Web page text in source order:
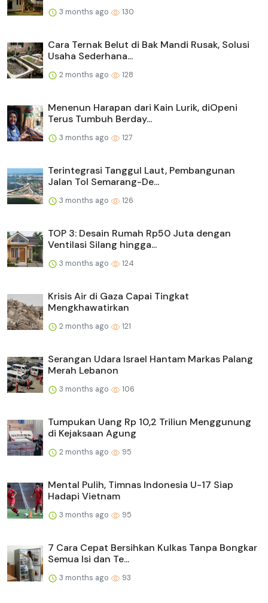
3 months ago 130
Cara Ternak Belut di Bak Mandi Rusak, Solusi
Usaha Sederhana...
2 months ago 128
Menenun Harapan dari Kain Lurik, diOpeni
Terus Tumbuh Berday...
3 months ago 127
Terintegrasi Tanggul Laut, Pembangunan
Jalan Tol Semarang-De...
3 months ago 126
TOP 3: Desain Rumah Rp50 Juta dengan
Ventilasi Silang hingga...
3 months ago 124
Krisis Air di Gaza Capai Tingkat
Mengkhawatirkan
2 months ago 121
Serangan Udara Israel Hantam Markas Palang
Merah Lebanon
3 months ago 106
Tumpukan Uang Rp 10,2 Triliun Menggunung
di Kejaksaan Agung
2 months ago 95
Mental Pulih, Timnas Indonesia U-17 Siap
Hadapi Vietnam
3 months ago 95
7 Cara Cepat Bersihkan Kulkas Tanpa Bongkar
Semua Isi dan Te...
3 months ago 93